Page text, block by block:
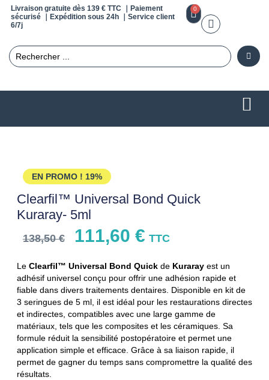
Livraison gratuite dès 139 € TTC ｜Paiement
sécurisé ｜Expédition sous 24h ｜Service client
6/7j
0
EN PROMO ! 19%
Clearfil™ Universal Bond Quick
Kuraray- 5ml
138,50€ 111,60 € TTC
Le Clearfil™ Universal Bond Quickde Kurarayest un
adhésif universel conçu pour offrir une adhésion rapide et
fiable dans divers traitements dentaires. Disponible en kit de
3 seringues de 5 ml, il est idéal pour les restaurations directes
et indirectes, compatibles avec une large gamme de
matériaux, tels que les composites et les céramiques. Sa
formule réduit la sensibilité postopératoire et permet une
application simple et efficace. Grâce à sa liaison rapide, il
permet de gagner du temps sans compromettre la qualité des
résultats.